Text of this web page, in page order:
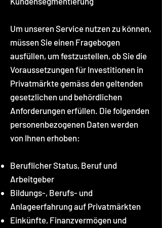
Um unseren Service nutzen zu können,
müssen Sie einen Fragebogen
ausfüllen, um festzustellen, ob Sie die
Voraussetzungen für Investitionen in
Privatmärkte gemäss den geltenden
gesetzlichen und behördlichen
Anforderungen erfüllen. Die folgenden
personenbezogenen Daten werden
von Ihnen erhoben:
Beruflicher Status, Beruf und
Arbeitgeber
Bildungs-, Berufs- und
Anlageerfahrung auf Privatmärkten
Einkünfte, Finanzvermögen und